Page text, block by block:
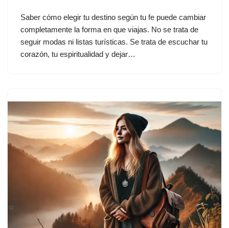
Saber cómo elegir tu destino según tu fe puede cambiar
completamente la forma en que viajas. No se trata de
seguir modas ni listas turísticas. Se trata de escuchar tu
corazón, tu espiritualidad y dejar…